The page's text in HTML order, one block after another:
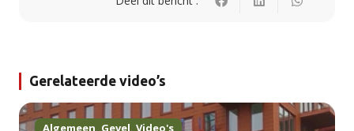
Gerelateerde video’s
Algemeen, Gevel, Video's